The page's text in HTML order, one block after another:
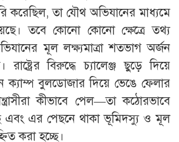
করেছিল, তা যৌথ অভিযানের মাধ্যমে
তবে কোনো কোনো ক্ষেত্রে তথ্য
মূল লক্ষ্যমাত্রা শতভাগ অর্জন
বিরুদ্ধে চ্যালেঞ্জ ছুড়ে দিয়ে
ক্যাম্প বুলডোজার দিয়ে ভেঙে ফেলার
কীভাবে পেল—তা কঠোরভাবে
এবং এর পেছনে থাকা ভূমিদস্যু ও মূল
করা হচ্ছে।